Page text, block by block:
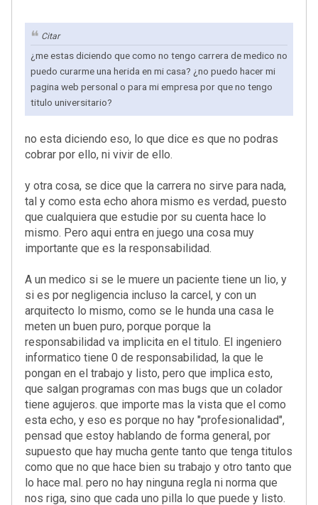
Citar
¿me estas diciendo que como no tengo carrera de medico no
puedo curarme una herida en mi casa? ¿no puedo hacer mi
pagina web personal o para mi empresa por que no tengo
titulo universitario?
no esta diciendo eso, lo que dice es que no podras
cobrar por ello, ni vivir de ello.
y otra cosa, se dice que la carrera no sirve para nada,
tal y como esta echo ahora mismo es verdad, puesto
que cualquiera que estudie por su cuenta hace lo
mismo. Pero aqui entra en juego una cosa muy
importante que es la responsabilidad.
A un medico si se le muere un paciente tiene un lio, y
si es por negligencia incluso la carcel, y con un
arquitecto lo mismo, como se le hunda una casa le
meten un buen puro, porque porque la
responsabilidad va implicita en el titulo. El ingeniero
informatico tiene 0 de responsabilidad, la que le
pongan en el trabajo y listo, pero que implica esto,
que salgan programas con mas bugs que un colador
tiene agujeros. que importe mas la vista que el como
esta echo, y eso es porque no hay "profesionalidad",
pensad que estoy hablando de forma general, por
supuesto que hay mucha gente tanto que tenga titulos
como que no que hace bien su trabajo y otro tanto que
lo hace mal. pero no hay ninguna regla ni norma que
nos riga, sino que cada uno pilla lo que puede y listo.